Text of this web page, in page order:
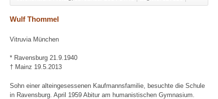
Wulf Thommel
Vitruvia München
* Ravensburg 21.9.1940
† Mainz 19.5.2013
Sohn einer alteingesessenen Kaufmannsfamilie, besuchte die Schule
in Ravensburg. April 1959 Abitur am humanistischen Gymnasium.